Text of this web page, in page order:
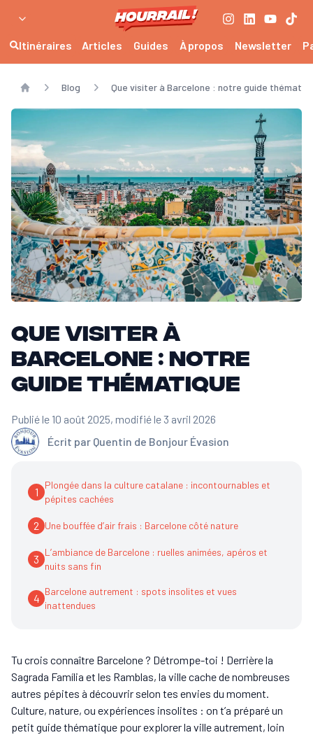
Itinéraires Articles Guides À propos Newsletter
Home
Blog Que visiter à Barcelone : notre guide
Que visiter à
Barcelone : notre
guide thématique
Écrit par Quentin de Bonjour Évasion
Publié le 10 août 2025, modifié le 3 avril 2026
1
Plongée dans la culture catalane : incontournables et
pépites cachées
2 Une bouffée d’air frais : Barcelone côté nature
3
L’ambiance de Barcelone : ruelles animées, apéros et
nuits sans fin
4
Barcelone autrement : spots insolites et vues
inattendues
Tu crois connaître Barcelone ? Détrompe-toi ! Derrière la
Sagrada Família et les Ramblas, la ville cache de nombreuses
autres pépites à découvrir selon tes envies du moment.
Culture, nature, ou expériences insolites : on t’a préparé un
petit guide thématique pour explorer la ville autrement, loin